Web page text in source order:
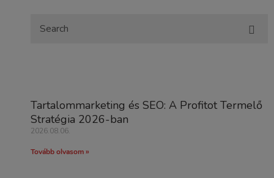
Tartalommarketing és SEO: A Profitot Termelő
Stratégia 2026-ban
2026.08.06.
Tovább olvasom »